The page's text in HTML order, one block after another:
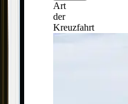
Art
der
Kreuzfahrt